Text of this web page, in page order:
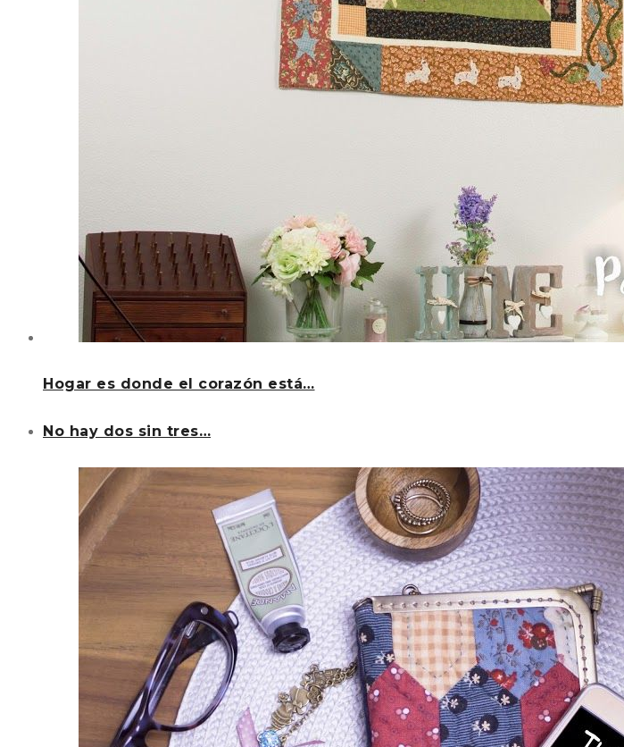
Hogar es donde el corazón está…
No hay dos sin tres…